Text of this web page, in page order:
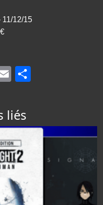
11/12/15
Email
liés